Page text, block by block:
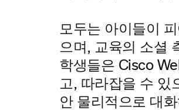
모두는 아이들이
으며, 교육의 소셜
학생들은 Cisco
고, 따라잡을 수 있
안 물리적으로 대